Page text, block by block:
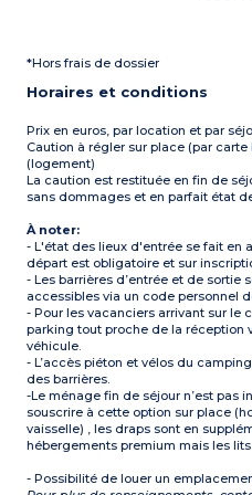
1 WC séparé
avec salon de jardin
Capacité max. 6
personnes bébé inclus
À noter :
Draps et serviettes fournis
(les lits ne sont pas faits à
*Hors frais de dossier
Horaires et conditions
Prix en euros, par location et par
Caution à régler sur place (par
(logement)
La caution est restituée en fin de
sans dommages et en parfait état
À noter:
- L'état des lieux d'entrée se fait en
départ est obligatoire et sur
- Les barrières d’entrée et de sortie
accessibles via un code personnel
- Pour les vacanciers arrivant sur le
parking tout proche de la réception
véhicule.
- L’accès piéton et vélos du
des barrières.
-Le ménage fin de séjour n’est pas
souscrire à cette option sur place
vaisselle) , les draps sont en
hébergements premium mais les
- Possibilité de louer un